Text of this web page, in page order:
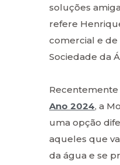
soluções
refere
comercial e
Sociedade da
Recentemente
Ano 2024, a
uma opção
aqueles que
da água e se